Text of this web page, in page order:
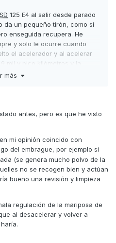
SD 125 E4 al salir desde parado
da un pequeño tirón, como si
enseguida recupera. He
y solo le ocurre cuando
el acelerador y al acelerar
mil y pico kilómetros y la
desde el mes de junio del
que llené el depósito sin darme
la boca de carga. Tendría
ha si puede haberse creado
cortes de aceleración.
✌?✌ ?✌ ?
más
antes, pero es que he visto
mi opinión coincido con
del embrague, por ejemplo si
(se genera mucho polvo de la
no se recogen bien y actúan
bueno una revisión y limpieza
regulación de la mariposa de
al desacelerar y volver a